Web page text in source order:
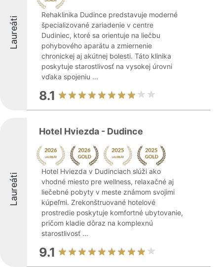
Laureáti
Rehaklinika Dudince predstavuje moderné
špecializované zariadenie v centre
Dudiniec, ktoré sa orientuje na liečbu
pohybového aparátu a zmiernenie
chronickej aj akútnej bolesti. Táto klinika
poskytuje starostlivosť na vysokej úrovni
vďaka spojeniu ...
8.1
Laureáti
Hotel Hviezda - Dudince
Hotel Hviezda v Dudinciach slúži ako
vhodné miesto pre wellness, relaxačné aj
liečebné pobyty v meste známom svojimi
kúpeľmi. Zrekonštruované hotelové
prostredie poskytuje komfortné ubytovanie,
pričom kladie dôraz na komplexnú
starostlivosť ...
9.1